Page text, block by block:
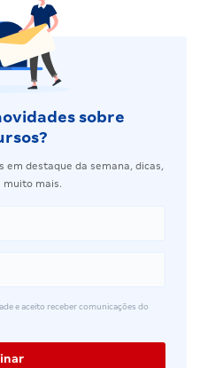
sobre
em destaque da semana, dicas,
muito mais.
e aceito receber comunicações do